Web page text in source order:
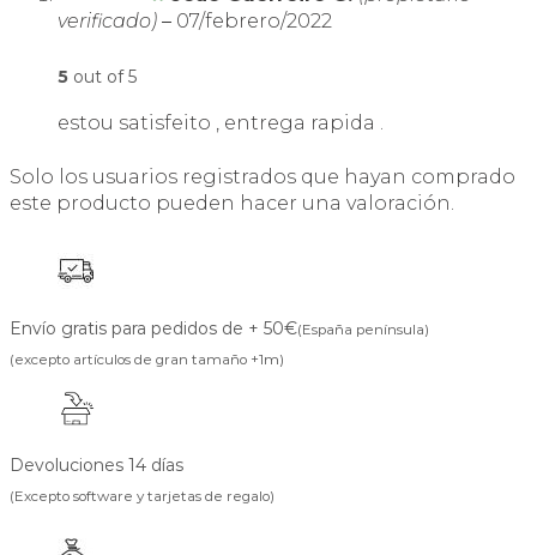
verificado) – 07/febrero/2022
5 out of 5
estou satisfeito , entrega rapida .
Solo los usuarios registrados que hayan comprado
este producto pueden hacer una valoración.
Envío gratis para pedidos de + 50€(España península)
(excepto artículos de gran tamaño +1m)
Devoluciones 14 días
(Excepto software y tarjetas de regalo)